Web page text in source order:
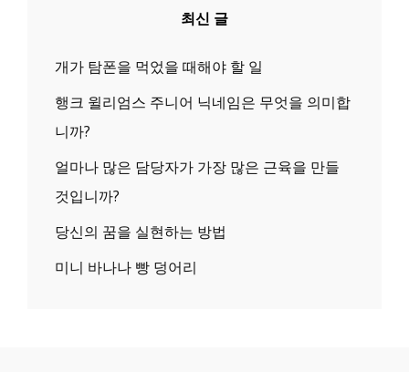
최신 글
개가 탐폰을 먹었을 때해야 할 일
행크 윌리엄스 주니어 닉네임은 무엇을 의미합
니까?
얼마나 많은 담당자가 가장 많은 근육을 만들
것입니까?
당신의 꿈을 실현하는 방법
미니 바나나 빵 덩어리